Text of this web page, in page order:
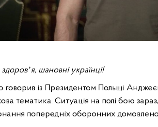
шановні українці!
із Президентом Польщі
тематика. Ситуація на полі бою
попередніх оборонних